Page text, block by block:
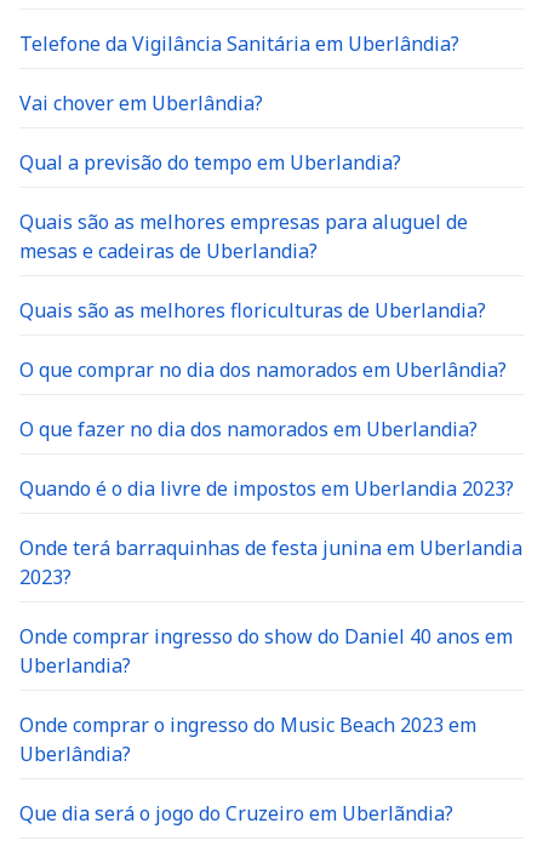
Telefone da Vigilância Sanitária em Uberlândia?
Vai chover em Uberlândia?
Qual a previsão do tempo em Uberlandia?
Quais são as melhores empresas para aluguel de
mesas e cadeiras de Uberlandia?
Quais são as melhores floriculturas de Uberlandia?
O que comprar no dia dos namorados em Uberlândia?
O que fazer no dia dos namorados em Uberlandia?
Quando é o dia livre de impostos em Uberlandia 2023?
Onde terá barraquinhas de festa junina em Uberlandia
2023?
Onde comprar ingresso do show do Daniel 40 anos em
Uberlandia?
Onde comprar o ingresso do Music Beach 2023 em
Uberlândia?
Que dia será o jogo do Cruzeiro em Uberlãndia?